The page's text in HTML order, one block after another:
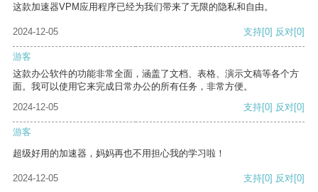
这款加速器VPM应用程序已经为我们带来了无限的隐私和自由。
2024-12-05 支持[0] 反对[0]
游客
这款办公软件的功能非常全面，涵盖了文档、表格、演示文稿等各个方
面。我可以使用它来完成日常办公的所有任务，非常方便。
2024-12-05
支持[0] 反对[0]
游客
超级好用的加速器，妈妈再也不用担心我的学习啦！
2024-12-05 支持[0] 反对[0]